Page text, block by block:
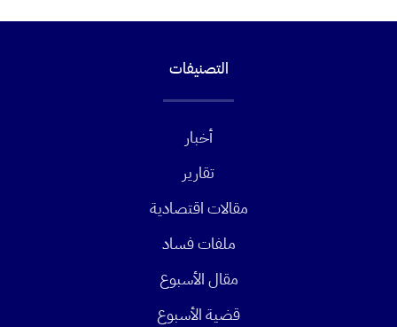
التصنيفات
أخبار
تقارير
مقالات اقتصادية
ملفات فساد
مقال الأسبوع
قضية الأسبوع